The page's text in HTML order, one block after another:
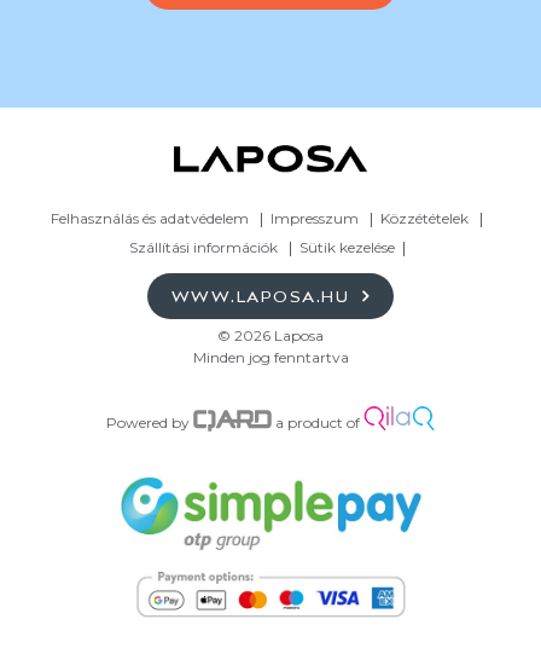
Felhasználás és adatvédelem Impresszum
Közzétételek
Szállítási információk
Sütik kezelése
WWW.LAPOSA.HU
© 2026 Laposa
Minden jog fenntartva
Powered by a product of